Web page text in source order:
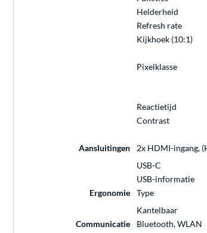
Helderheid
Refresh rate
Kijkhoek (10:1)
Pixelklasse
Reactietijd
Contrast
Aansluitingen
2x HDMI-ingang,
USB-C
USB-informatie
Ergonomie
Type
Kantelbaar
Communicatie
Bluetooth, WLAN